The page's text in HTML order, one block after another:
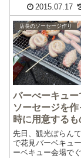
25gスパイス 8g
羊腸（19～21mm
2015.07.17
店長のソーセージ作り
バーべーキュー
ソーセージを
時に用意するも
先日、観光ぼらん
で花見バーベキュ
ーベキュー会場で